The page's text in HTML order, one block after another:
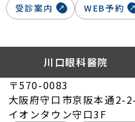
受診案内 WEB予約
川口眼科醫院
〒570-0083
大阪府守口市京阪本通2-
イオンタウン守口3F